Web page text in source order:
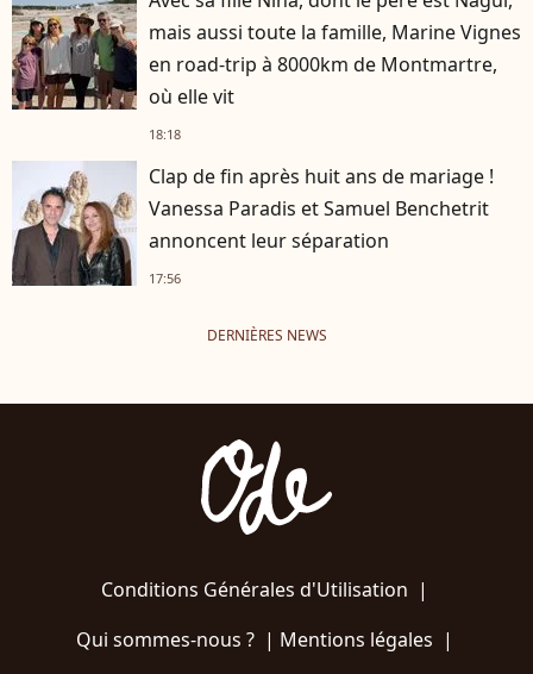
mais aussi toute la famille, Marine Vignes
en road-trip à 8000km de Montmartre,
où elle vit
18:18
Clap de fin après huit ans de mariage !
Vanessa Paradis et Samuel Benchetrit
annoncent leur séparation
17:56
DERNIÈRES NEWS
Conditions Générales d'Utilisation |
Qui sommes-nous ?| Mentions légales |